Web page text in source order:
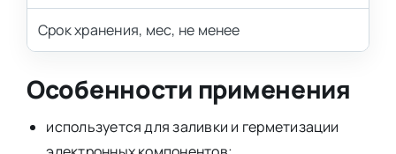
Срок хранения, мес, не менее
Особенности применения
используется для заливки и герметизации